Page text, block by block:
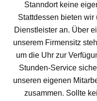
Stanndort keine
Stattdessen bieten
Dienstleister an. Über
unserem Firmensitz
um die Uhr zur
Stunden-Service
unseren eigenen
zusammen. Sollte